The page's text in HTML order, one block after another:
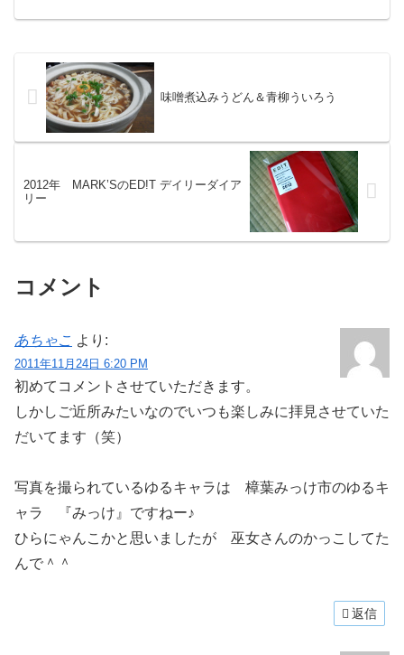
味噌煮込みうどん＆青柳ういろう
2012年 MARK’SのED!T デイリーダイア
リー
コメント
あちゃこ より:
2011年11月24日 6:20 PM
初めてコメントさせていただきます。
しかしご近所みたいなのでいつも楽しみに拝見させていた
だいてます（笑）
写真を撮られているゆるキャラは 樟葉みっけ市のゆるキ
ャラ 『みっけ』ですねー♪
ひらにゃんこかと思いましたが 巫女さんのかっこしてた
んで＾＾
返信